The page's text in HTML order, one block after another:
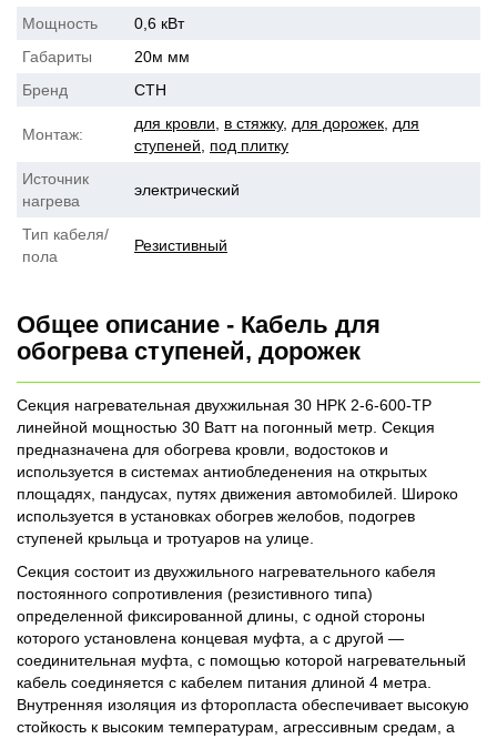
Мощность
0,6 кВт
Габариты
20м мм
Бренд
СТН
Монтаж:
для кровли в стяжку, для дорожек для
ступеней
под плитку
Источник
нагрева
электрический
Тип кабеля/
пола
Резистивный
Общее описание - Кабель для
обогрева ступеней, дорожек
Секция нагревательная двухжильная 30 НРК 2-6-600-ТР
линейной мощностью 30 Ватт на погонный метр. Секция
предназначена для обогрева кровли, водостоков и
используется в системах антиобледенения на открытых
площадях, пандусах, путях движения автомобилей. Широко
используется в установках обогрев желобов, подогрев
ступеней крыльца и тротуаров на улице.
Секция состоит из двухжильного нагревательного кабеля
постоянного сопротивления (резистивного типа)
определенной фиксированной длины, с одной стороны
которого установлена концевая муфта, а с другой —
соединительная муфта, с помощью которой нагревательный
кабель соединяется с кабелем питания длиной 4 метра.
Внутренняя изоляция из фторопласта обеспечивает высокую
стойкость к высоким температурам, агрессивным средам, а